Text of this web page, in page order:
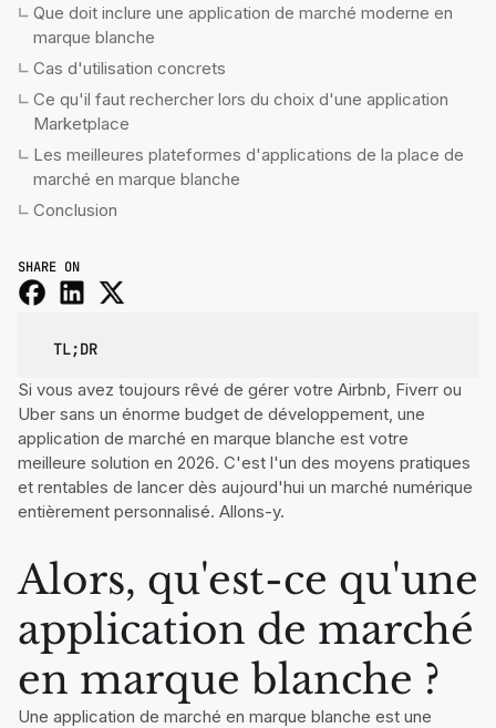
Que doit inclure une application de marché moderne en
marque blanche
Cas d'utilisation concrets
Ce qu'il faut rechercher lors du choix d'une application
Marketplace
Les meilleures plateformes d'applications de la place de
marché en marque blanche
Conclusion
SHARE ON
TL;DR
Si vous avez toujours rêvé de gérer votre Airbnb, Fiverr ou
Uber sans un énorme budget de développement, une
application de marché en marque blanche est votre
meilleure solution en 2026. C'est l'un des moyens pratiques
et rentables de lancer dès aujourd'hui un marché numérique
entièrement personnalisé. Allons-y.
Alors, qu'est-ce qu'une
application de marché
en marque blanche ?
Une application de marché en marque blanche est une